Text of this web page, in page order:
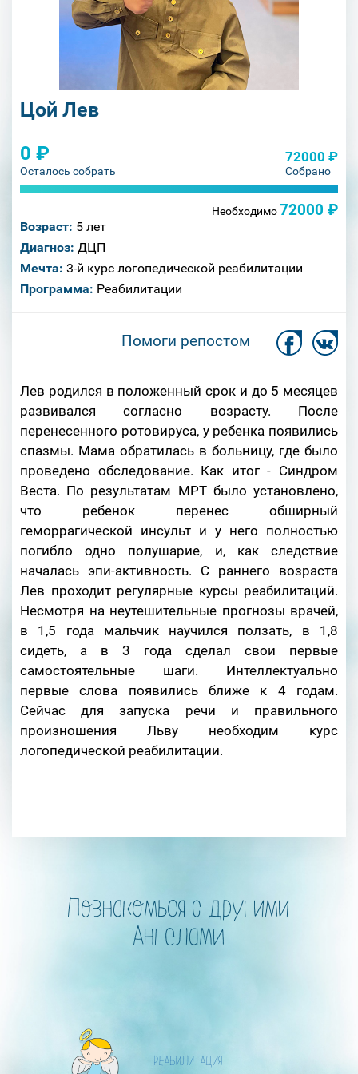
Цой Лев
0 ₽
Осталось собрать
72000 ₽
Собрано
Необходимо72000 ₽
Возраст: 5 лет
Диагноз: ДЦП
Мечта: 3-й курс логопедической реабилитации
Программа: Реабилитации
Помоги репостом
Лев родился в положенный срок и до 5 месяцев
развивался согласно возрасту. После
перенесенного ротовируса, у ребенка появились
спазмы. Мама обратилась в больницу, где было
проведено обследование. Как итог - Синдром
Веста. По результатам МРТ было установлено,
что ребенок перенес обширный
геморрагической инсульт и у него полностью
погибло одно полушарие, и, как следствие
началась эпи-активность. С раннего возраста
Лев проходит регулярные курсы реабилитаций.
Несмотря на неутешительные прогнозы врачей,
в 1,5 года мальчик научился ползать, в 1,8
сидеть, а в 3 года сделал свои первые
самостоятельные шаги. Интеллектуально
первые слова появились ближе к 4 годам.
Сейчас для запуска речи и правильного
произношения Льву необходим курс
логопедической реабилитации.
Познакомься с другими
Ангелами
РЕАБИЛИТАЦИЯ